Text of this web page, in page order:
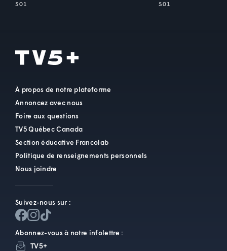
S01 S01
À propos de notre plateforme
Annoncez avec nous
Foire aux questions
TV5 Québec Canada
Section éducative Francolab
Politique de renseignements personnels
Nous joindre
Suivez-nous sur :
Abonnez-vous à notre infolettre :
TV5+